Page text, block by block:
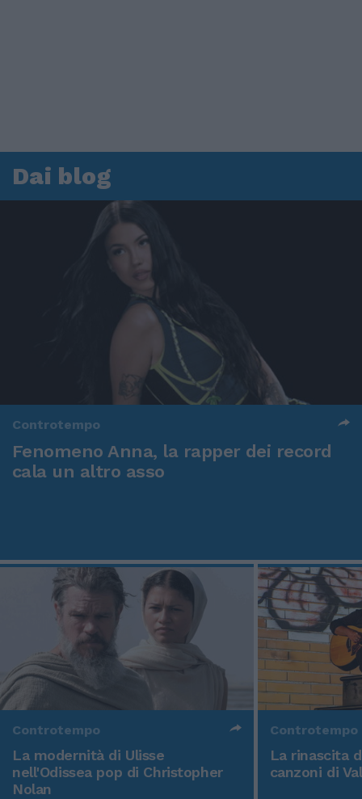
Dai blog
Controtempo
Fenomeno Anna, la rapper dei record
cala un altro asso
Controtempo
La modernità di Ulisse
nell'Odissea pop di Christopher
Nolan
Controtempo
La rinascita
canzoni di